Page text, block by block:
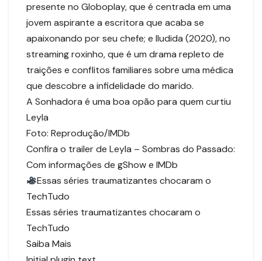
presente no Globoplay, que é centrada em uma
jovem aspirante a escritora que acaba se
apaixonando por seu chefe; e Iludida (2020), no
streaming roxinho, que é um drama repleto de
traições e conflitos familiares sobre uma médica
que descobre a infidelidade do marido.
A Sonhadora é uma boa opão para quem curtiu
Leyla
Foto: Reprodução/IMDb
Confira o trailer de Leyla – Sombras do Passado:
Com informações de gShow e IMDb
Essas séries traumatizantes chocaram o
TechTudo
Essas séries traumatizantes chocaram o
TechTudo
Saiba Mais